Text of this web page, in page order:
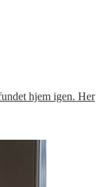
hjem igen. Her